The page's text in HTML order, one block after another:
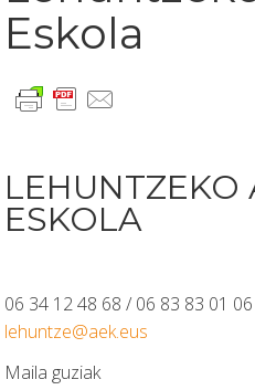
Eskola
LEHUNTZEKO
ESKOLA
06 34 12 48 68 / 06 83 83 01 06
lehuntze@aek.eus
Maila guziak